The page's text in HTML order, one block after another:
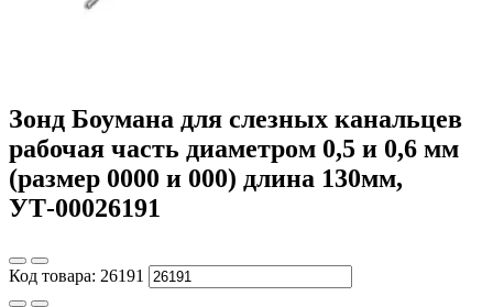
Зонд Боумана для слезных канальцев
рабочая часть диаметром 0,5 и 0,6 мм
(размер 0000 и 000) длина 130мм,
УТ-00026191
Код товара: 26191